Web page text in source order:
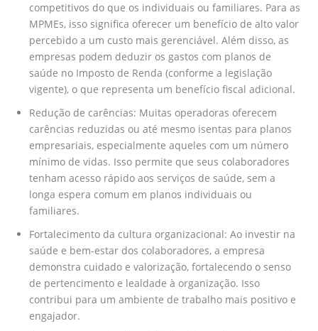
competitivos do que os individuais ou familiares. Para as
MPMEs, isso significa oferecer um benefício de alto valor
percebido a um custo mais gerenciável. Além disso, as
empresas podem deduzir os gastos com planos de
saúde no Imposto de Renda (conforme a legislação
vigente), o que representa um benefício fiscal adicional.
Redução de carências: Muitas operadoras oferecem
carências reduzidas ou até mesmo isentas para planos
empresariais, especialmente aqueles com um número
mínimo de vidas. Isso permite que seus colaboradores
tenham acesso rápido aos serviços de saúde, sem a
longa espera comum em planos individuais ou
familiares.
Fortalecimento da cultura organizacional: Ao investir na
saúde e bem-estar dos colaboradores, a empresa
demonstra cuidado e valorização, fortalecendo o senso
de pertencimento e lealdade à organização. Isso
contribui para um ambiente de trabalho mais positivo e
engajador.